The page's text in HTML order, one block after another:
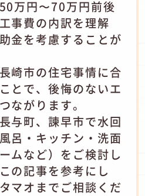
万円〜70万円前後
事費の内訳を理解
金を考慮することが
崎市の住宅事情に合
とで、後悔のないエ
ながります。
与町、諫早市で水回
呂・キッチン・洗面
ムなど）をご検討し
の記事を参考にし
マオまでご相談くだ